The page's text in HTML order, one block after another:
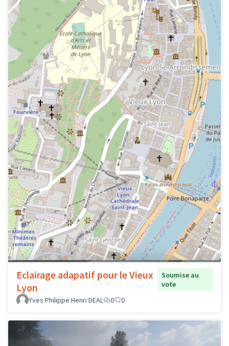
Eclairage adapatif pour le Vieux
Lyon
Soumise au
vote
Yves Philippe Henri DEAL
0 0